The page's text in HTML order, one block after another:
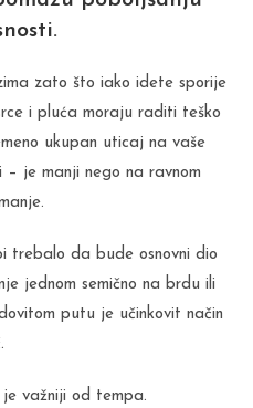
zato što iako idete sporije
i pluća moraju raditi teško
ukupan uticaj na vaše
– je manji nego na ravnom
trebalo da bude osnovni dio
jednom semično na brdu ili
putu je učinkovit način
važniji od tempa.